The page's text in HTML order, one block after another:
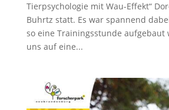
Tierpsychologie mit Wau-Effekt“
Buhrtz statt. Es war spannend
so eine Trainingsstunde aufgebaut
uns auf eine...